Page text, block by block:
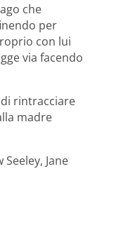
che
per
con lui
via facendo
rintracciare
madre
Jane